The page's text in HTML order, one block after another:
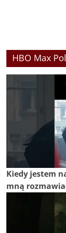
HBO Max
Kiedy jestem
mną